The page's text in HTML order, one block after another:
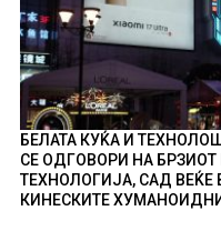
БЕЛАТА КУЌА И
СЕ ОДГОВОРИ НА
ТЕХНОЛОГИЈА, САД ВЕЌЕ
КИНЕСКИТЕ